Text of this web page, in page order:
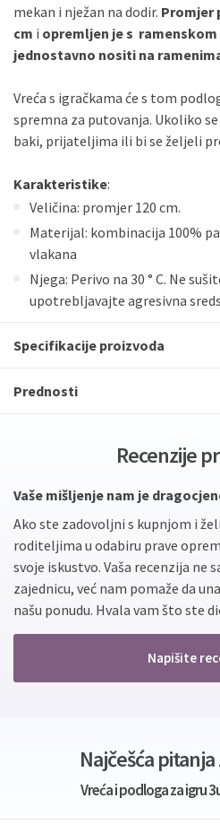
mekan i nježan na dodir. Promjer
cm i opremljen je s
jednostavno nositi na
Vreća s igračkama će s tom
spremna za putovanja. Ukoliko
baki, prijateljima ili bi se željeli
Karakteristike:
Veličina: promjer 120 cm.
Materijal: kombinacija 100%
vlakana
Njega: Perivo na 30 ° C. Ne
upotrebljavajte agresivna
Specifikacije proizvoda
Prednosti
Recenzije
Vaše mišljenje nam je
Ako ste zadovoljni s kupnjom i
roditeljima u odabiru prave
svoje iskustvo. Vaša recenzija ne
zajednicu, već nam pomaže da
našu ponudu. Hvala vam što ste
Napišite
Najčešća
Vreća i podloga za igru